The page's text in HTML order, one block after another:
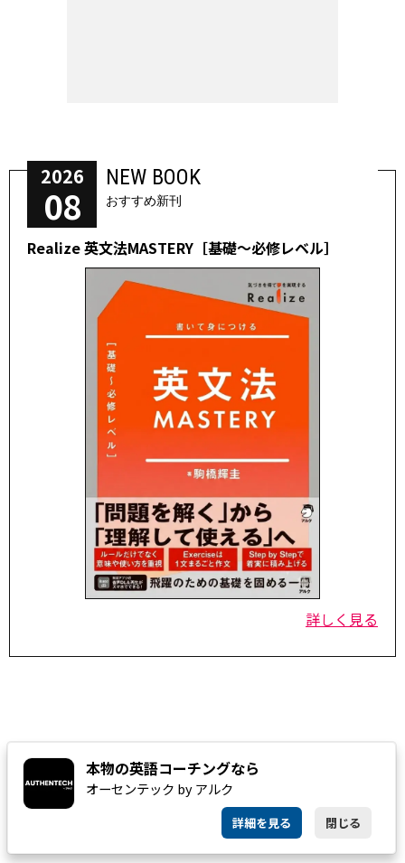
2026
08
NEW BOOK
おすすめ新刊
Realize 英文法MASTERY［基礎～必修レベル］
詳しく見る
本物の英語コーチングなら
オーセンテック by アルク
詳細を見る 閉じる